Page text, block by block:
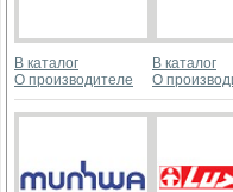
В каталог
О производителе
В каталог
О